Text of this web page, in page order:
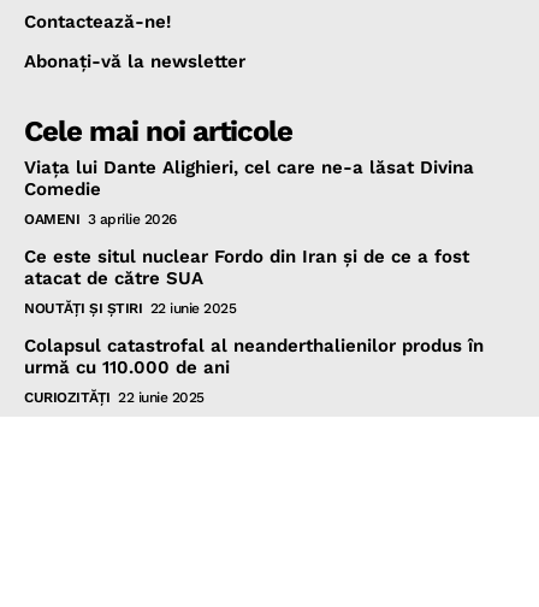
Contactează-ne!
Abonaţi-vă la newsletter
Cele mai noi articole
Viața lui Dante Alighieri, cel care ne-a lăsat Divina
Comedie
OAMENI 3 aprilie 2026
Ce este situl nuclear Fordo din Iran și de ce a fost
atacat de către SUA
NOUTĂŢI ŞI ŞTIRI 22 iunie 2025
Colapsul catastrofal al neanderthalienilor produs în
urmă cu 110.000 de ani
CURIOZITĂŢI 22 iunie 2025